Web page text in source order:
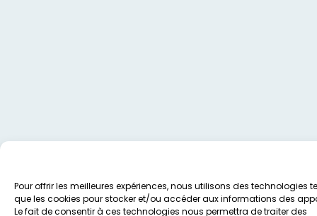
Pour offrir les meilleures expériences, nous utilisons des technologies
que les cookies pour stocker et/ou accéder aux informations des
Le fait de consentir à ces technologies nous permettra de traiter des